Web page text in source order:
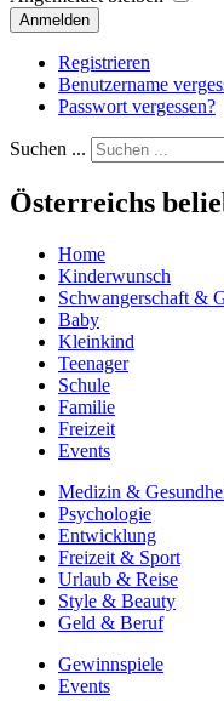
Anmelden
Registrieren
Benutzername
Passwort vergessen?
Suchen ...
Österreichs
Home
Kinderwunsch
Schwangerschaft &
Baby
Kleinkind
Teenager
Schule
Familie
Freizeit
Events
Medizin &
Psychologie
Entwicklung
Freizeit & Sport
Urlaub & Reise
Style & Beauty
Geld & Beruf
Gewinnspiele
Events